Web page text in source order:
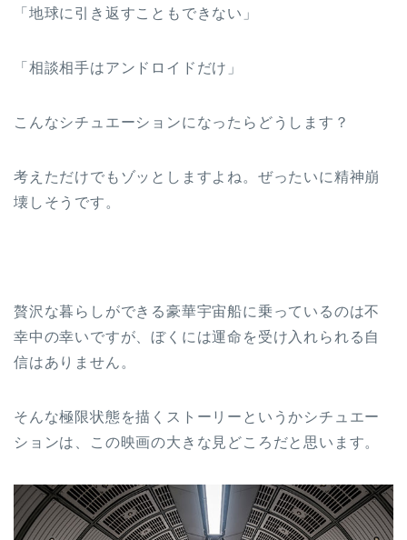
「地球に引き返すこともできない」
「相談相手はアンドロイドだけ」
こんなシチュエーションになったらどうします？
考えただけでもゾッとしますよね。ぜったいに精神崩
壊しそうです。
贅沢な暮らしができる豪華宇宙船に乗っているのは不
幸中の幸いですが、ぼくには運命を受け入れられる自
信はありません。
そんな極限状態を描くストーリーというかシチュエー
ションは、この映画の大きな見どころだと思います。